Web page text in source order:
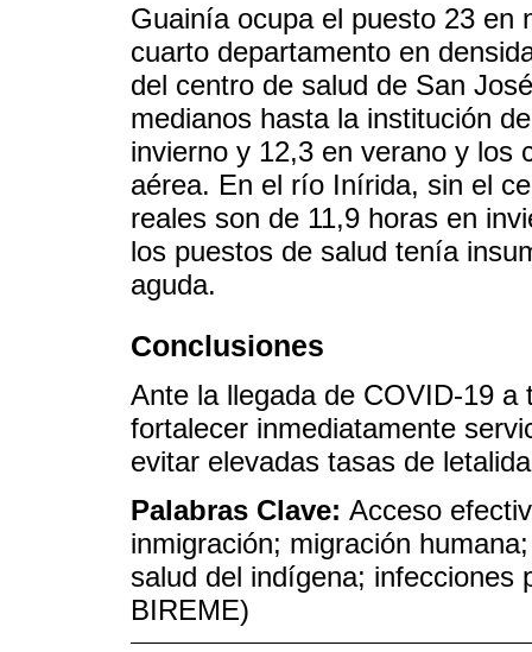
Guainía ocupa el puesto 23 en
cuarto departamento en
del centro de salud de San
medianos hasta la institución
invierno y 12,3 en verano y los
aérea. En el río Inírida, sin el
reales son de 11,9 horas en
los puestos de salud tenía
aguda.
Conclusiones
Ante la llegada de COVID-19
fortalecer inmediatamente
evitar elevadas tasas de
Palabras Clave: Acceso
inmigración; migración
salud del indígena; infecciones
BIREME)